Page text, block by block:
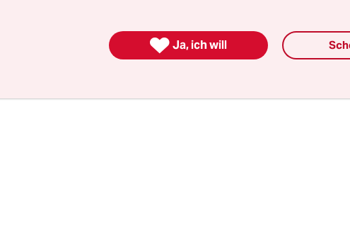
Plakatflächen werben zu dürfen.
 Ja, ich will